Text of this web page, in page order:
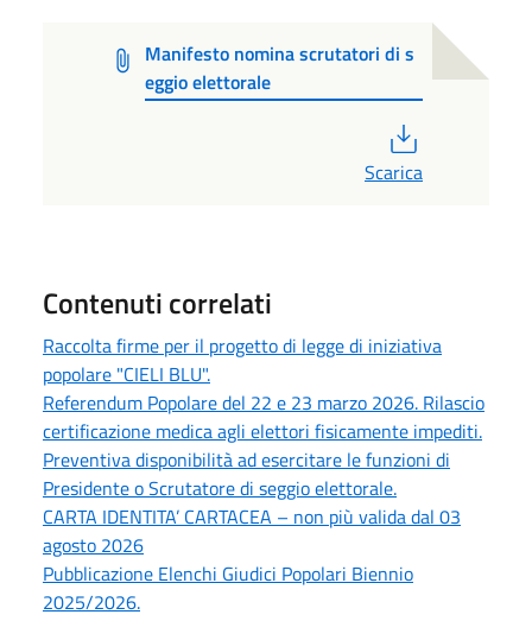
Manifesto nomina scrutatori di s
eggio elettorale
Scarica
Contenuti correlati
Raccolta firme per il progetto di legge di iniziativa
popolare "CIELI BLU".
Referendum Popolare del 22 e 23 marzo 2026. Rilascio
certificazione medica agli elettori fisicamente impediti.
Preventiva disponibilità ad esercitare le funzioni di
Presidente o Scrutatore di seggio elettorale.
CARTA IDENTITA’ CARTACEA – non più valida dal 03
agosto 2026
Pubblicazione Elenchi Giudici Popolari Biennio
2025/2026.